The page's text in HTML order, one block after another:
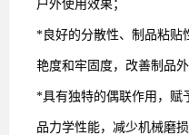
户外使用效果；
*良好的分散性、制品粘贴
艳度和牢固度，改善制品外
*具有独特的偶联作用 ，赋
品力学性能，减少机械磨